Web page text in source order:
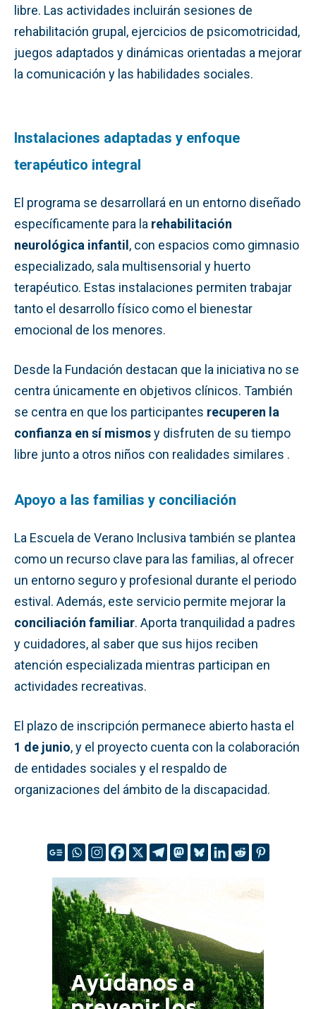
libre. Las actividades incluirán sesiones de
rehabilitación grupal, ejercicios de psicomotricidad,
juegos adaptados y dinámicas orientadas a mejorar
la comunicación y las habilidades sociales.
Instalaciones adaptadas y enfoque
terapéutico integral
El programa se desarrollará en un entorno diseñado
específicamente para la rehabilitación
neurológica infantil, con espacios como gimnasio
especializado, sala multisensorial y huerto
terapéutico. Estas instalaciones permiten trabajar
tanto el desarrollo físico como el bienestar
emocional de los menores.
Desde la Fundación destacan que la iniciativa no se
centra únicamente en objetivos clínicos. También
se centra en que los participantes recuperen la
confianza en sí mismosy disfruten de su tiempo
libre junto a otros niños con realidades similares .
Apoyo a las familias y conciliación
La Escuela de Verano Inclusiva también se plantea
como un recurso clave para las familias, al ofrecer
un entorno seguro y profesional durante el periodo
estival. Además, este servicio permite mejorar la
conciliación familiar. Aporta tranquilidad a padres
y cuidadores, al saber que sus hijos reciben
atención especializada mientras participan en
actividades recreativas.
El plazo de inscripción permanece abierto hasta el
1 de junio, y el proyecto cuenta con la colaboración
de entidades sociales y el respaldo de
organizaciones del ámbito de la discapacidad.